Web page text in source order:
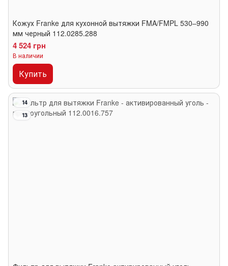
Кожух Franke для кухонной вытяжки FMA/FMPL 530–990
мм черный 112.0285.288
4 524 грн
В наличии
Купить
14
13